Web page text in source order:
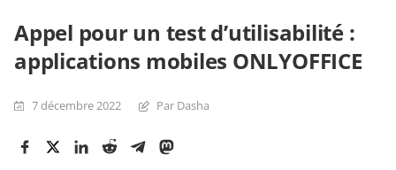
Appel pour un test d’utilisabilité :
applications mobiles ONLYOFFICE
7 décembre 2022 Par Dasha